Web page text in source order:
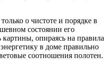
о чистоте и порядке в
состоянии его
картины, опираясь на правила
в доме правильно
соотношения полотен.